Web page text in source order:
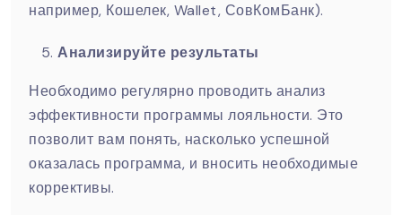
например, Кошелек, Wallet, СовКомБанк).
Анализируйте результаты
Необходимо регулярно проводить анализ
эффективности программы лояльности. Это
позволит вам понять, насколько успешной
оказалась программа, и вносить необходимые
коррективы.